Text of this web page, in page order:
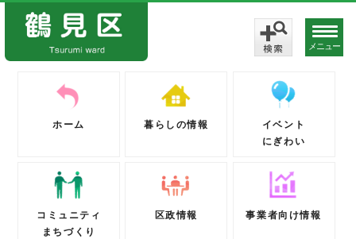
メニュー
ホーム 暮らしの情報
イベント
にぎわい
コミュニティ
まちづくり
区政情報 事業者向け情報